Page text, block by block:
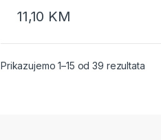
11,10 KM
Prikazujemo 1–15 od 39 rezultata